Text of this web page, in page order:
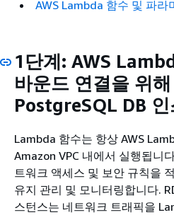
AWS Lambda 함수 및 파라
1단계: AWS
바운드 연결을 위해
PostgreSQL DB
Lambda 함수는 항상 AWS
Amazon VPC 내에서 실행됩니
트워크 액세스 및 보안 규칙을
유지 관리 및 모니터링합니다.
스턴스는 네트워크 트래픽을